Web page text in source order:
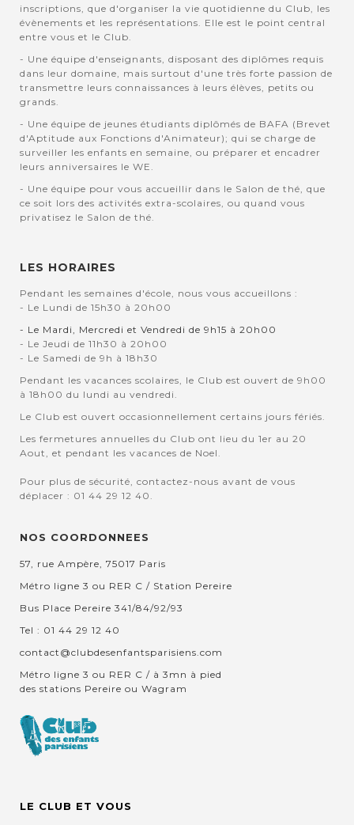
inscriptions, que d'organiser la vie quotidienne du Club, les
évènements et les représentations. Elle est le point central
entre vous et le Club.
- Une équipe d'enseignants, disposant des diplômes requis
dans leur domaine, mais surtout d'une très forte passion de
transmettre leurs connaissances à leurs élèves, petits ou
grands.
- Une équipe de jeunes étudiants diplômés de BAFA (Brevet
d'Aptitude aux Fonctions d'Animateur); qui se charge de
surveiller les enfants en semaine, ou préparer et encadrer
leurs anniversaires le WE.
- Une équipe pour vous accueillir dans le Salon de thé, que
ce soit lors des activités extra-scolaires, ou quand vous
privatisez le Salon de thé.
LES HORAIRES
Pendant les semaines d'école, nous vous accueillons :
- Le Lundi de 15h30 à 20h00
- Le Mardi, Mercredi et Vendredi de 9h15 à 20h00
- Le Jeudi de 11h30 à 20h00
- Le Samedi de 9h à 18h30
Pendant les vacances scolaires, le Club est ouvert de 9h00
à 18h00 du lundi au vendredi.
Le Club est ouvert occasionnellement certains jours fériés.
Les fermetures annuelles du Club ont lieu du 1er au 20
Aout, et pendant les vacances de Noel.
Pour plus de sécurité, contactez-nous avant de vous
déplacer : 01 44 29 12 40.
NOS COORDONNEES
57, rue Ampère, 75017 Paris
Métro ligne 3 ou RER C / Station Pereire
Bus Place Pereire 341/84/92/93
Tel : 01 44 29 12 40
contact@clubdesenfantsparisiens.com
Métro ligne 3 ou RER C / à 3mn à pied
des stations Pereire ou Wagram
LE CLUB ET VOUS